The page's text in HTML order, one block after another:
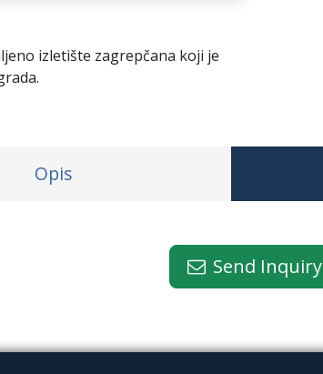
izletište zagrepčana koji je
Opis
Send Inquiry